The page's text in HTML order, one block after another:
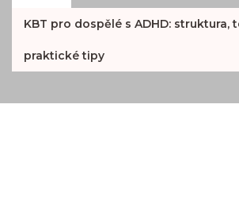
KBT pro dospělé s ADHD: struktura,
praktické tipy